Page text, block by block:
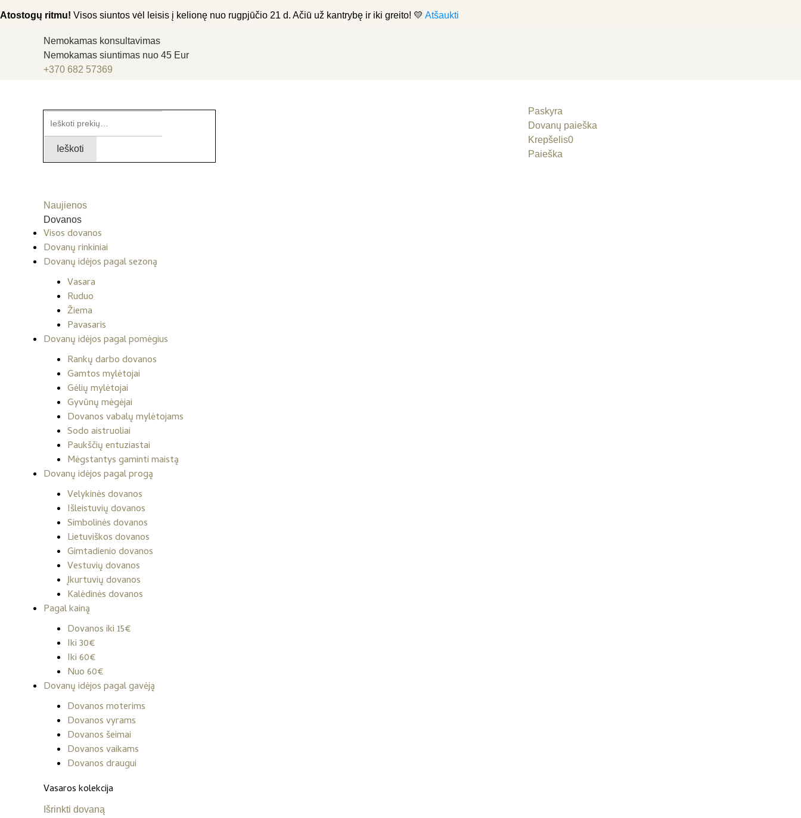
Atostogų ritmu! Visos siuntos vėl leisis į kelionę nuo rugpjūčio 21 d. Ačiū už kantrybę ir iki greito! 💛 Atšaukti
Nemokamas konsultavimas
Nemokamas siuntimas nuo 45 Eur
+370 682 57369
Ieškoti
Paskyra
Dovanų paieška
Krepšelis0
Paieška
Naujienos
Dovanos
Visos dovanos
Dovanų rinkiniai
Dovanų idėjos pagal sezoną
Vasara
Ruduo
Žiema
Pavasaris
Dovanų idėjos pagal pomėgius
Rankų darbo dovanos
Gamtos mylėtojai
Gėlių mylėtojai
Gyvūnų mėgėjai
Dovanos vabalų mylėtojams
Sodo aistruoliai
Paukščių entuziastai
Mėgstantys gaminti maistą
Dovanų idėjos pagal progą
Velykinės dovanos
Išleistuvių dovanos
Simbolinės dovanos
Lietuviškos dovanos
Gimtadienio dovanos
Vestuvių dovanos
Įkurtuvių dovanos
Kalėdinės dovanos
Pagal kainą
Dovanos iki 15€
Iki 30€
Iki 60€
Nuo 60€
Dovanų idėjos pagal gavėją
Dovanos moterims
Dovanos vyrams
Dovanos šeimai
Dovanos vaikams
Dovanos draugui
Vasaros kolekcija
Išrinkti dovaną